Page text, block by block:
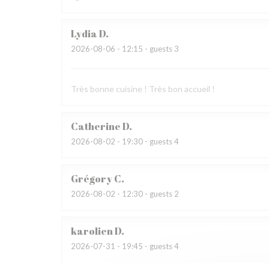
LydiaD
2026-08-06 - 12:15 - guests 3
Très bonne cuisine ! Très bon accueil !
CatherineD
2026-08-02 - 19:30 - guests 4
GrégoryC
2026-08-02 - 12:30 - guests 2
karolienD
2026-07-31 - 19:45 - guests 4